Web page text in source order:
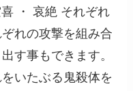
・ 哀絶 それぞれ
れの攻撃を組み合
す事もできます。
いたぶる鬼殺体を